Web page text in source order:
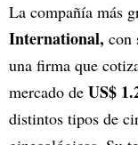
La compañía más
International, con
una firma que
mercado de US$
distintos tipos de